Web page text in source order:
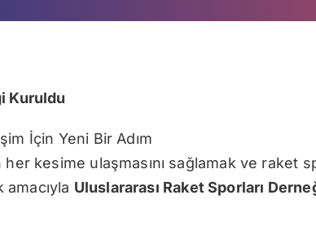
Kuruldu
İçin Yeni Bir Adım
her kesime ulaşmasını sağlamak ve raket
Uluslararası Raket Sporları